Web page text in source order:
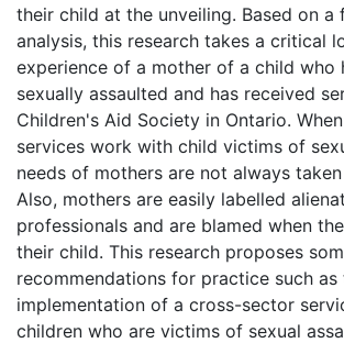
their child at the unveiling. Based on a
analysis, this research takes a critical
experience of a mother of a child who
sexually assaulted and has received
Children's Aid Society in Ontario.
services work with child victims of
needs of mothers are not always
Also, mothers are easily labelled
professionals and are blamed when
their child. This research proposes
recommendations for practice such as
implementation of a cross-sector
children who are victims of sexual